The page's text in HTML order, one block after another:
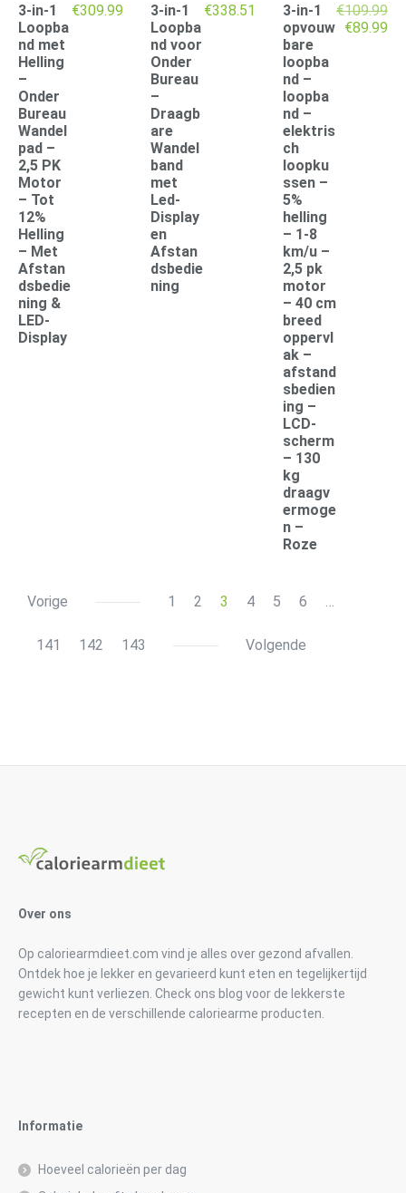
3-in-1
Loopba
nd met
Helling
–
Onder
Bureau
Wandel
pad –
2,5 PK
Motor
– Tot
12%
Helling
– Met
Afstan
dsbedie
ning &
LED-
Display
€309.99
3-in-1
Loopba
nd voor
Onder
Bureau
–
Draagb
are
Wandel
band
met
Led-
Display
en
Afstan
dsbedie
ning
€338.51
3-in-1
opvouw
bare
loopba
nd –
loopba
nd –
elektris
ch
loopku
ssen –
5%
helling
– 1-8
km/u –
2,5 pk
motor
– 40 cm
breed
oppervl
ak –
afstand
sbedien
ing –
LCD-
scherm
– 130
kg
draagv
ermoge
n –
Roze
€109.99
€89.99
Vorige 1 2 3 4 5 6
141 142 143 Volgende
Over ons
Op caloriearmdieet.com vind je alles over gezond afvallen.
Ontdek hoe je lekker en gevarieerd kunt eten en tegelijkertijd
gewicht kunt verliezen. Check ons blog voor de lekkerste
recepten en de verschillende caloriearme producten.
Informatie
Hoeveel calorieën per dag